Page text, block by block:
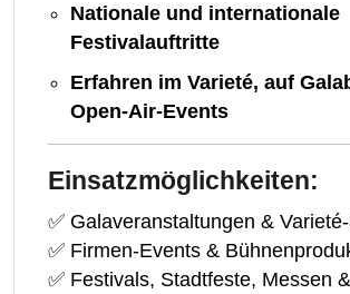
Nationale und internationale
Festivalauftritte
Erfahren im Varieté, auf
Open-Air-Events
Einsatzmöglichkeiten:
✅ Galaveranstaltungen &
✅ Firmen-Events &
✅ Festivals, Stadtfeste, Messen